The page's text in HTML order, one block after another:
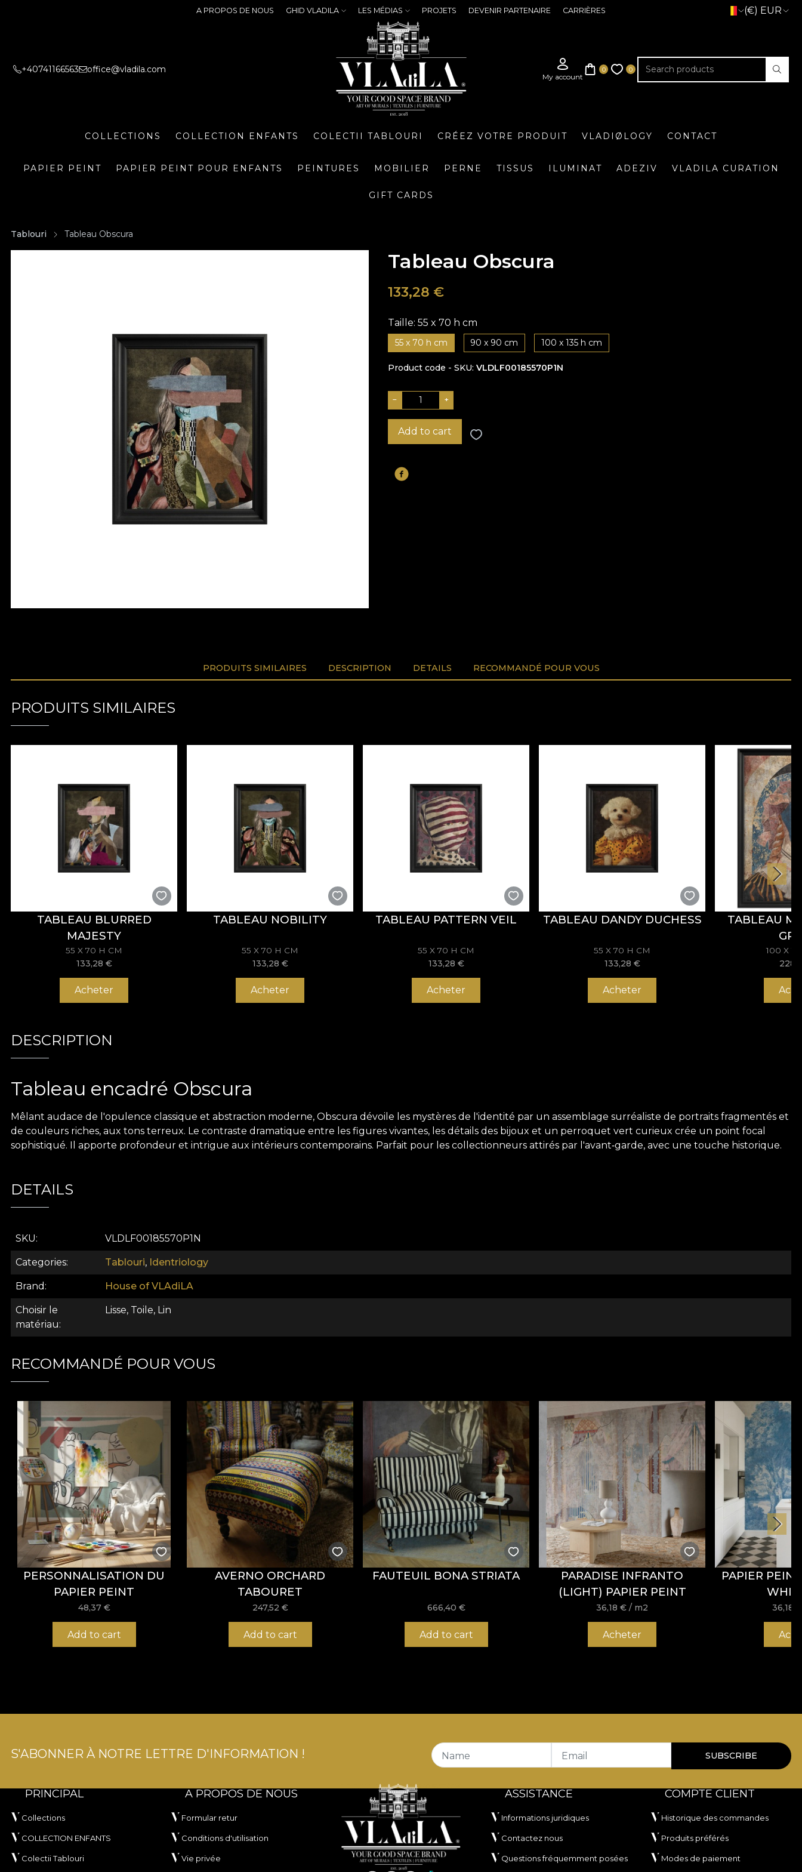
A PROPOS DE NOUS GHID VLADILA LES MÉDIAS PROJETS DEVENIR PARTENAIRE CARRIÈRES (€) EUR
+40741166563 office@vladila.com
COLLECTIONS COLLECTION ENFANTS COLECTII TABLOURI CRÉEZ VOTRE PRODUIT VLADIØLOGY CONTACT
PAPIER PEINT PAPIER PEINT POUR ENFANTS PEINTURES MOBILIER PERNE TISSUS ILUMINAT ADEZIV VLADILA CURATION
GIFT CARDS
Tablouri Tableau Obscura
Tableau Obscura
133,28 €
Taille: 55 x 70 h cm
55 x 70 h cm 90 x 90 cm 100 x 135 h cm
Product code - SKU VLDLF00185570P1N
− +
Add to cart
PRODUITS SIMILAIRES DESCRIPTION DETAILS RECOMMANDÉ POUR VOUS
PRODUITS SIMILAIRES
TABLEAU BLURRED
MAJESTY
55 X 70 H CM
133,28 €
Acheter
TABLEAU NOBILITY
55 X 70 H CM
133,28 €
Acheter
TABLEAU PATTERN VEIL
55 X 70 H CM
133,28 €
Acheter
TABLEAU DANDY DUCHESS
55 X 70 H CM
133,28 €
Acheter
TABLEAU
100 X
DESCRIPTION
Tableau encadré Obscura
Mêlant audace de l'opulence classique et abstraction moderne, Obscura dévoile les mystères de l'identité par un assemblage surréaliste de portraits fragmentés et
de couleurs riches, aux tons terreux. Le contraste dramatique entre les figures vivantes, les détails des bijoux et un perroquet vert curieux crée un point focal
sophistiqué. Il apporte profondeur et intrigue aux intérieurs contemporains. Parfait pour les collectionneurs attirés par l'avant‑garde, avec une touche historique.
DETAILS
SKU VLDLF00185570P1N
Categories Tablouri, Identriology
Brand House of VLAdiLA
Choisir le
matériau
Lisse, Toile, Lin
RECOMMANDÉ POUR VOUS
PERSONNALISATION DU
PAPIER PEINT
48,37 €
Add to cart
AVERNO ORCHARD
TABOURET
247,52 €
Add to cart
FAUTEUIL BONA STRIATA
666,40 €
Add to cart
PARADISE INFRANTO
(LIGHT) PAPIER PEINT
36,18€ / m2
Acheter
PAPIER
36,18
S'ABONNER À NOTRE LETTRE D'INFORMATION ! Name Email SUBSCRIBE
PRINCIPAL
Collections
COLLECTION ENFANTS
Colectii Tablouri
A PROPOS DE NOUS
Formular retur
Conditions d'utilisation
Vie privée
ASSISTANCE
Informations juridiques
Contactez nous
Questions fréquemment posées
COMPTE CLIENT
Historique des commandes
Produits préférés
Modes de paiement